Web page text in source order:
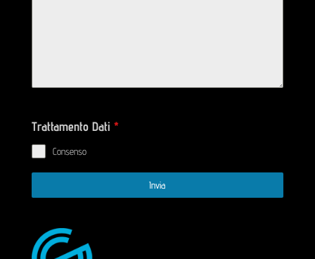
Trattamento Dati *
Consenso
Invia